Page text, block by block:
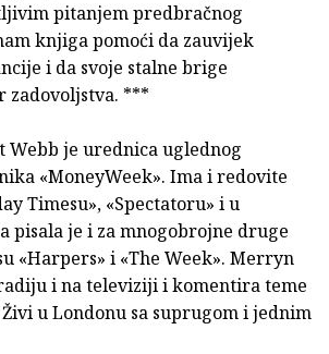
pitanjem predbračnog
knjiga pomoći da zauvijek
i da svoje stalne brige
zadovoljstva. ***
Webb je urednica uglednog
«MoneyWeek». Ima i redovite
Timesu», «Spectatoru» i u
a pisala je i za mnogobrojne druge
«Harpers» i «The Week». Merryn
i na televiziji i komentira teme
Živi u Londonu sa suprugom i jednim